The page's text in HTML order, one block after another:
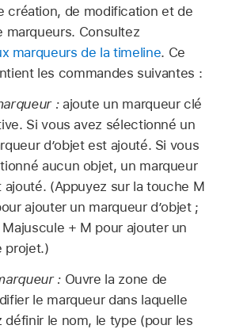
création, de modification et de
marqueurs. Consultez
marqueurs de la timeline. Ce
les commandes suivantes :
:ajoute un marqueur clé
Si vous avez sélectionné un
d’objet est ajouté. Si vous
aucun objet, un marqueur
ajouté. (Appuyez sur la touche M
ajouter un marqueur d’objet ;
+ M pour ajouter un
projet.)
:Ouvre la zone de
le marqueur dans laquelle
définir le nom, le type (pour les